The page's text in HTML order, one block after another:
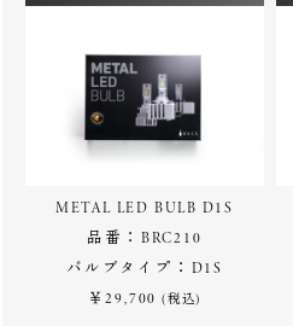
METAL LED BULB D1S
品番：BRC210
バルブタイプ：D1S
￥29,700(税込)